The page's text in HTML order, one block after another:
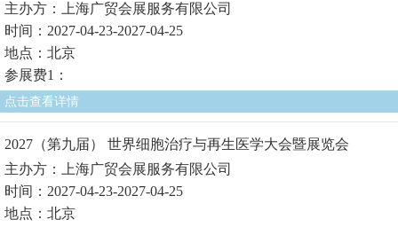
主办方：上海广贸会展服务有限公司
时间：2027-04-23-2027-04-25
地点：北京
参展费1：
点击查看详情
2027（第九届） 世界细胞治疗与再生医学大会暨展览会
主办方：上海广贸会展服务有限公司
时间：2027-04-23-2027-04-25
地点：北京